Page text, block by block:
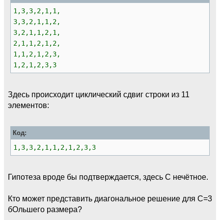
1,3,3,2,1,1,
3,3,2,1,1,2,
3,2,1,1,2,1,
2,1,1,2,1,2,
1,1,2,1,2,3,
1,2,1,2,3,3
Здесь происходит циклический сдвиг строки из 11
элементов:
Код:
1,3,3,2,1,1,2,1,2,3,3
Гипотеза вроде бы подтверждается, здесь С нечётное.
Кто может представить диагональное решение для C=3
бОльшего размера?